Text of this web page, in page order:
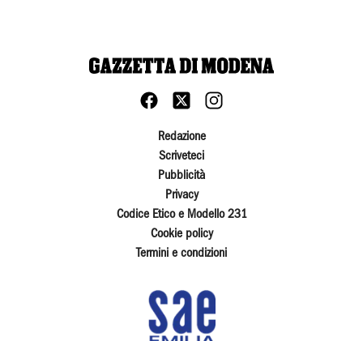
Redazione
Scriveteci
Pubblicità
Privacy
Codice Etico e Modello 231
Cookie policy
Termini e condizioni